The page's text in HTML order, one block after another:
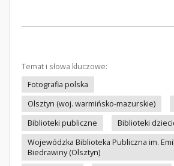
Temat i słowa kluczowe:
Fotografia polska
Olsztyn (woj. warmińsko-mazurskie)
Biblioteki publiczne
Biblioteki
Wojewódzka Biblioteka Publiczna im.
Biedrawiny (Olsztyn)